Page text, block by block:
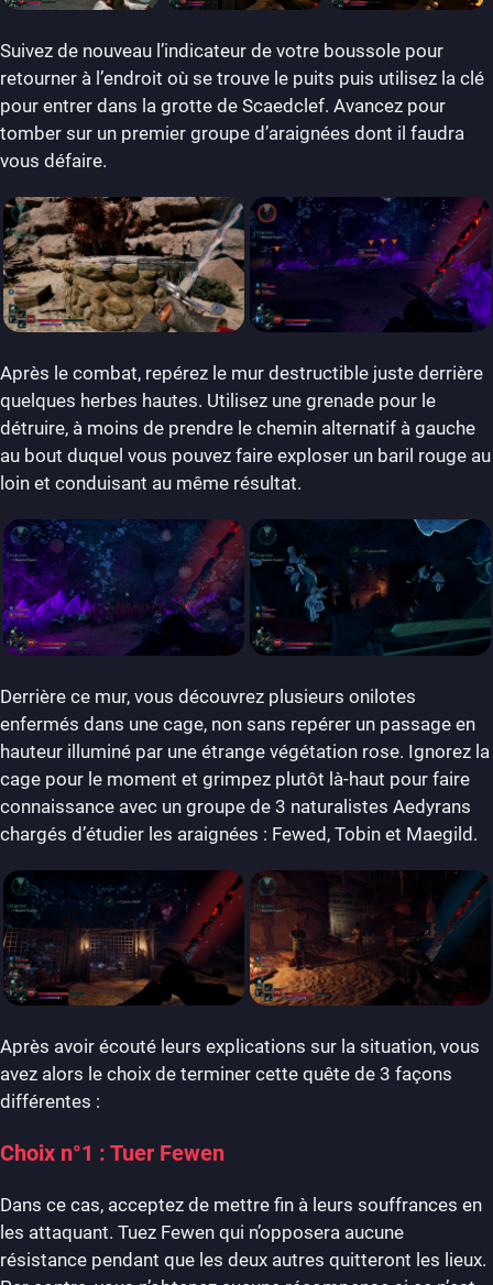
Suivez de nouveau l’indicateur de votre boussole pour
retourner à l’endroit où se trouve le puits puis utilisez la clé
pour entrer dans la grotte de Scaedclef. Avancez pour
tomber sur un premier groupe d’araignées dont il faudra
vous défaire.
Après le combat, repérez le mur destructible juste derrière
quelques herbes hautes. Utilisez une grenade pour le
détruire, à moins de prendre le chemin alternatif à gauche
au bout duquel vous pouvez faire exploser un baril rouge au
loin et conduisant au même résultat.
Derrière ce mur, vous découvrez plusieurs onilotes
enfermés dans une cage, non sans repérer un passage en
hauteur illuminé par une étrange végétation rose. Ignorez la
cage pour le moment et grimpez plutôt là-haut pour faire
connaissance avec un groupe de 3 naturalistes Aedyrans
chargés d’étudier les araignées : Fewed, Tobin et Maegild.
Après avoir écouté leurs explications sur la situation, vous
avez alors le choix de terminer cette quête de 3 façons
différentes :
Choix n°1 : Tuer Fewen
Dans ce cas, acceptez de mettre fin à leurs souffrances en
les attaquant. Tuez Fewen qui n’opposera aucune
résistance pendant que les deux autres quitteront les lieux.